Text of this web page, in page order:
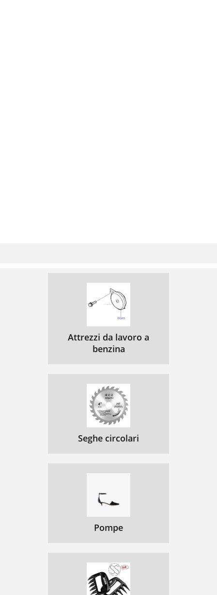
Attrezzi da lavoro a
benzina
Seghe circolari
Pompe